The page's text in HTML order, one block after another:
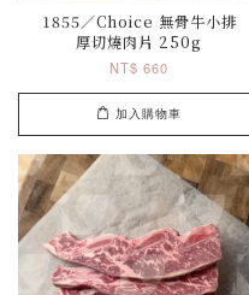
1855／Choice 無骨牛小排
厚切燒肉片 250g
NT$ 660
加入購物車